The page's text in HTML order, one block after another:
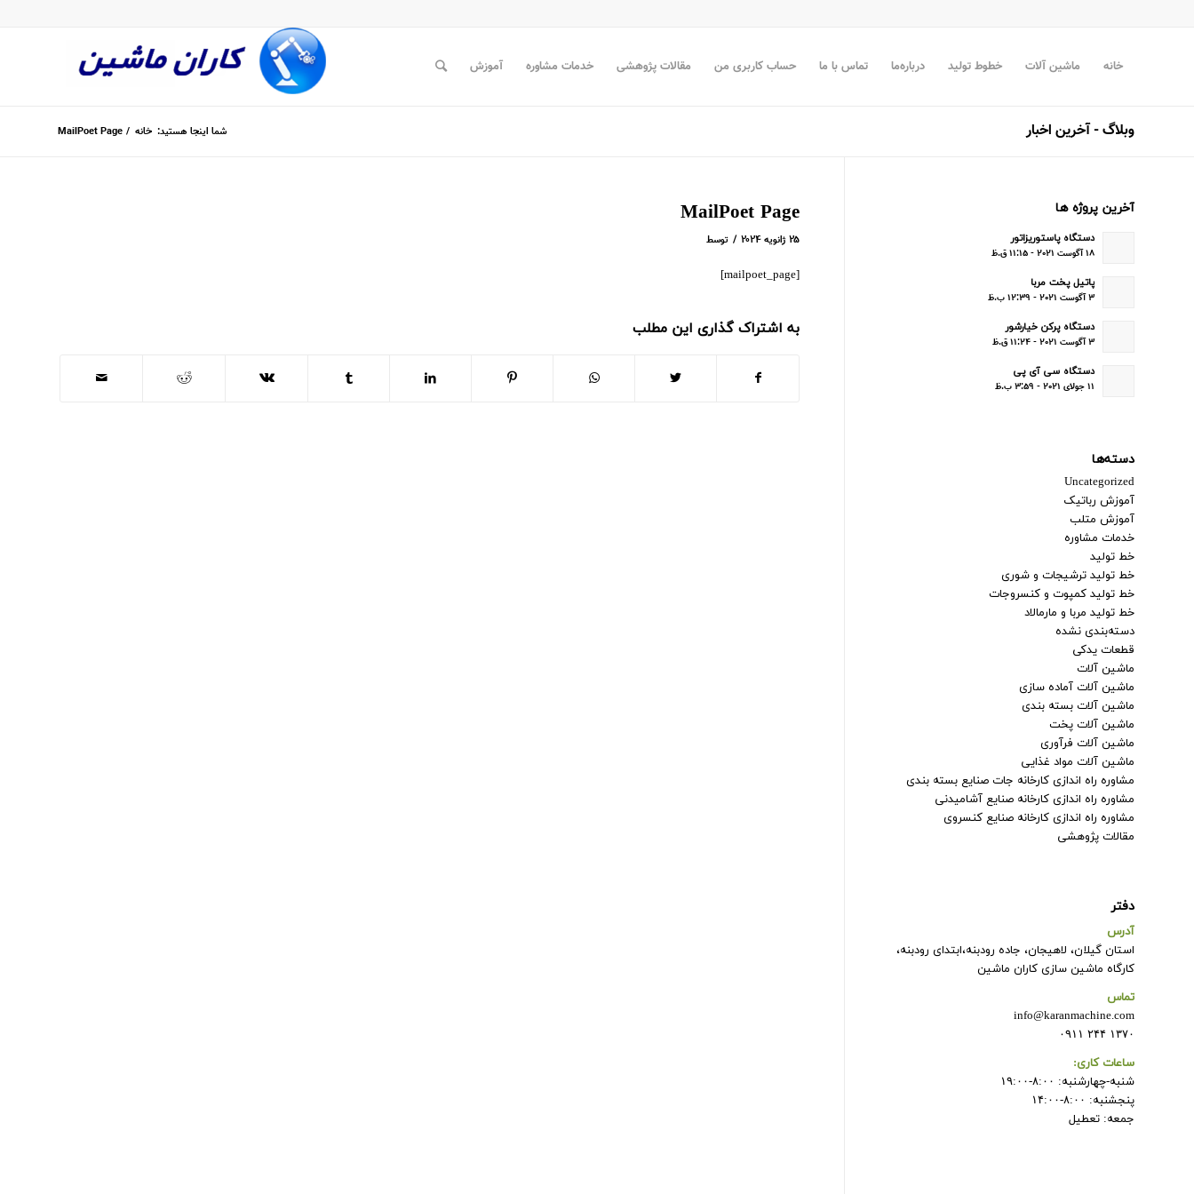
خانه ماشین آلات خطوط تولید درباره‌ما تماس با ما حساب کاربری من مقالات پژوهشی خدمات مشاوره آموزش
وبلاگ - آخرین اخبار شما اینجا هستید: خانه /
MailPoet Page
MailPoet Page
۲۵ ژانویه ۲۰۲۴ / توسط
[mailpoet_page]
به اشتراک گذاری این مطلب
آخرین پروژه ها
دستگاه پاستوریزاتور
۱۸ آگوست ۲۰۲۱ - ۱۱:۱۵ ق.ظ
پاتیل پخت مربا
۳ آگوست ۲۰۲۱ - ۱۲:۳۹ ب.ظ
دستگاه پرکن خیارشور
۳ آگوست ۲۰۲۱ - ۱۱:۲۴ ق.ظ
دستگاه سی آی پی
۱۱ جولای ۲۰۲۱ - ۳:۵۹ ب.ظ
دسته‌ها
Uncategorized
آموزش رباتیک
آموزش متلب
خدمات مشاوره
خط تولید
خط تولید ترشیجات و شوری
خط تولید کمپوت و کنسروجات
خط تولید مربا و مارمالاد
دسته‌بندی نشده
قطعات یدکی
ماشین آلات
ماشین آلات آماده سازی
ماشین آلات بسته بندی
ماشین آلات پخت
ماشین آلات فرآوری
ماشین آلات مواد غذایی
مشاوره راه اندازی کارخانه جات صنایع بسته بندی
مشاوره راه اندازی کارخانه صنایع آشامیدنی
مشاوره راه اندازی کارخانه صنایع کنسروی
مقالات پژوهشی
دفتر
آدرس
استان گیلان، لاهیجان، جاده رودبنه،ابتدای رودبنه،
کارگاه ماشین سازی کاران ماشین
تماس
info@karanmachine.com
۱۳۷۰ ۲۴۴ ۰۹۱۱
ساعات کاری:
شنبه-چهارشنبه: ۸:۰۰-۱۹:۰۰
پنجشنبه: ۸:۰۰-۱۴:۰۰
جمعه: تعطیل